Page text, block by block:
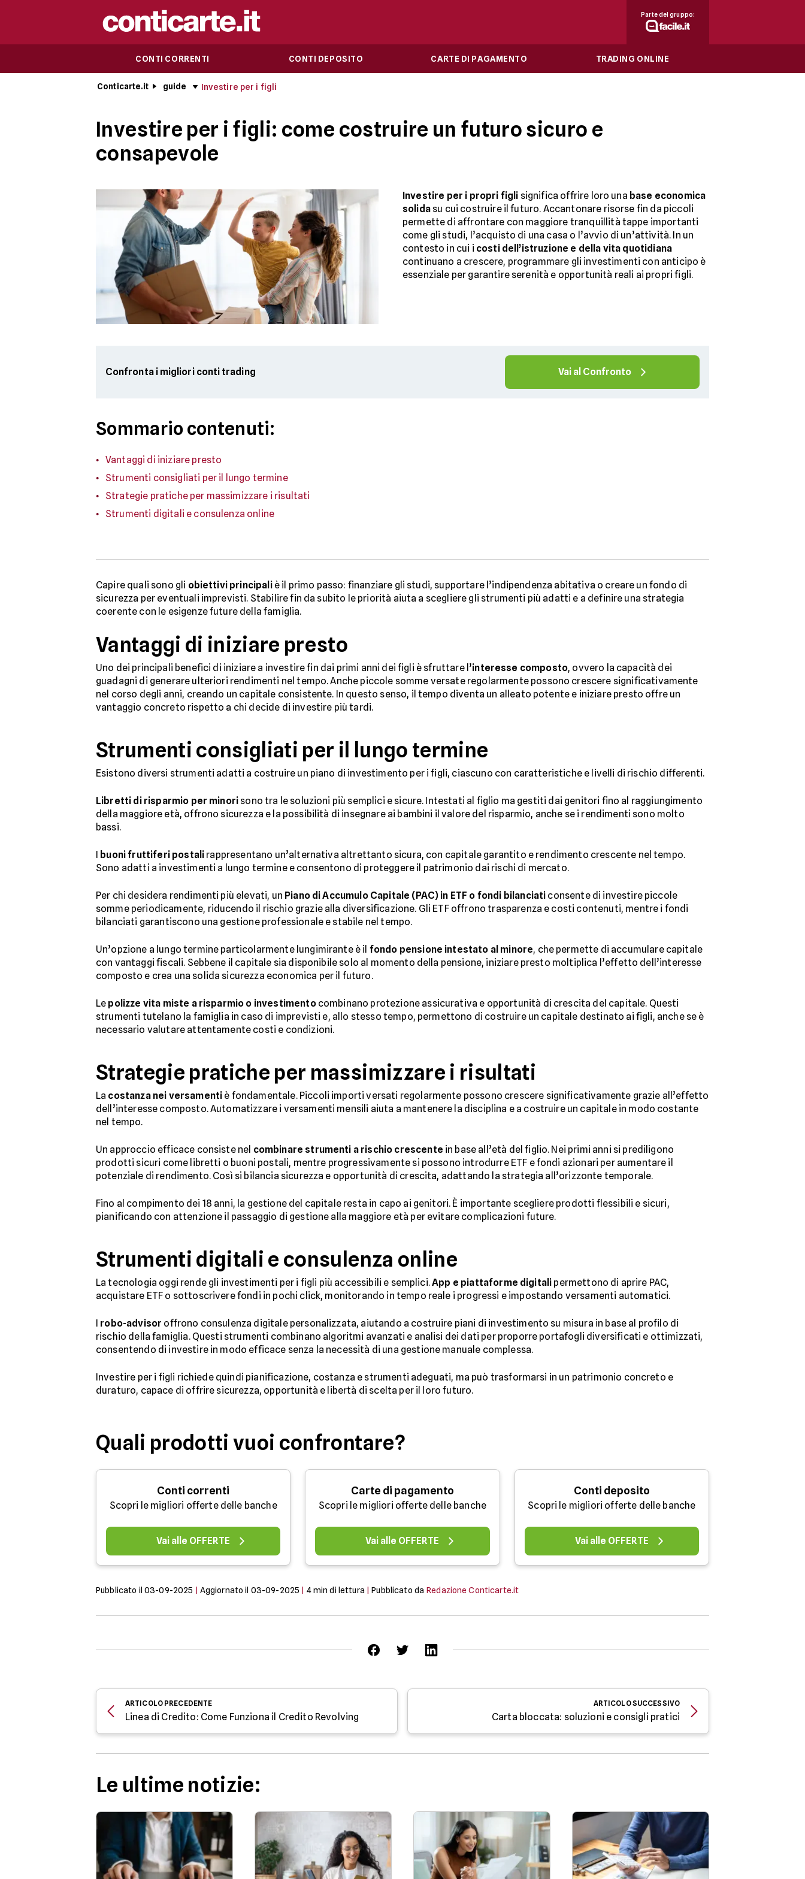
CONTI CORRENTI CONTI DEPOSITO CARTE DI PAGAMENTO TRADING ONLINE
Parte del gruppo:
Conticarte.it guide Investire per i figli
Investire per i figli: come costruire un futuro sicuro e
consapevole
Investire per i propri figli significa offrire loro una base economica
solidasu cui costruire il futuro. Accantonare risorse fin da piccoli
permette di affrontare con maggiore tranquillità tappe importanti
come gli studi, l’acquisto di una casa o l’avvio di un’attività. In un
contesto in cui i costi dell’istruzione e della vita quotidiana
continuano a crescere, programmare gli investimenti con anticipo è
essenziale per garantire serenità e opportunità reali ai propri figli.
Confronta i migliori conti trading Vai al Confronto
Sommario contenuti:
Vantaggi di iniziare presto
Strumenti consigliati per il lungo termine
Strategie pratiche per massimizzare i risultati
Strumenti digitali e consulenza online
Capire quali sono gli obiettivi principaliè il primo passo: finanziare gli studi, supportare l’indipendenza abitativa o creare un fondo di
sicurezza per eventuali imprevisti. Stabilire fin da subito le priorità aiuta a scegliere gli strumenti più adatti e a definire una strategia
coerente con le esigenze future della famiglia.
Vantaggi di iniziare presto
Uno dei principali benefici di iniziare a investire fin dai primi anni dei figli è sfruttare l’interesse composto, ovvero la capacità dei
guadagni di generare ulteriori rendimenti nel tempo. Anche piccole somme versate regolarmente possono crescere significativamente
nel corso degli anni, creando un capitale consistente. In questo senso, il tempo diventa un alleato potente e iniziare presto offre un
vantaggio concreto rispetto a chi decide di investire più tardi.
Strumenti consigliati per il lungo termine
Esistono diversi strumenti adatti a costruire un piano di investimento per i figli, ciascuno con caratteristiche e livelli di rischio differenti.
Libretti di risparmio per minori sono tra le soluzioni più semplici e sicure. Intestati al figlio ma gestiti dai genitori fino al raggiungimento
della maggiore età, offrono sicurezza e la possibilità di insegnare ai bambini il valore del risparmio, anche se i rendimenti sono molto
bassi.
I buoni fruttiferi postali rappresentano un’alternativa altrettanto sicura, con capitale garantito e rendimento crescente nel tempo.
Sono adatti a investimenti a lungo termine e consentono di proteggere il patrimonio dai rischi di mercato.
Per chi desidera rendimenti più elevati, un Piano di Accumulo Capitale (PAC) in ETF o fondi bilanciati consente di investire piccole
somme periodicamente, riducendo il rischio grazie alla diversificazione. Gli ETF offrono trasparenza e costi contenuti, mentre i fondi
bilanciati garantiscono una gestione professionale e stabile nel tempo.
Un’opzione a lungo termine particolarmente lungimirante è il fondo pensione intestato al minore, che permette di accumulare capitale
con vantaggi fiscali. Sebbene il capitale sia disponibile solo al momento della pensione, iniziare presto moltiplica l’effetto dell’interesse
composto e crea una solida sicurezza economica per il futuro.
Le polizze vita miste a risparmio o investimentocombinano protezione assicurativa e opportunità di crescita del capitale. Questi
strumenti tutelano la famiglia in caso di imprevisti e, allo stesso tempo, permettono di costruire un capitale destinato ai figli, anche se è
necessario valutare attentamente costi e condizioni.
Strategie pratiche per massimizzare i risultati
La costanza nei versamenti è fondamentale. Piccoli importi versati regolarmente possono crescere significativamente grazie all’effetto
dell’interesse composto. Automatizzare i versamenti mensili aiuta a mantenere la disciplina e a costruire un capitale in modo costante
nel tempo.
Un approccio efficace consiste nel combinare strumenti a rischio crescente in base all’età del figlio. Nei primi anni si prediligono
prodotti sicuri come libretti o buoni postali, mentre progressivamente si possono introdurre ETF e fondi azionari per aumentare il
potenziale di rendimento. Così si bilancia sicurezza e opportunità di crescita, adattando la strategia all’orizzonte temporale.
Fino al compimento dei 18 anni, la gestione del capitale resta in capo ai genitori. È importante scegliere prodotti flessibili e sicuri,
pianificando con attenzione il passaggio di gestione alla maggiore età per evitare complicazioni future.
Strumenti digitali e consulenza online
La tecnologia oggi rende gli investimenti per i figli più accessibili e semplici.App e piattaforme digitali permettono di aprire PAC,
acquistare ETF o sottoscrivere fondi in pochi click, monitorando in tempo reale i progressi e impostando versamenti automatici.
I robo-advisor offrono consulenza digitale personalizzata, aiutando a costruire piani di investimento su misura in base al profilo di
rischio della famiglia. Questi strumenti combinano algoritmi avanzati e analisi dei dati per proporre portafogli diversificati e ottimizzati,
consentendo di investire in modo efficace senza la necessità di una gestione manuale complessa.
Investire per i figli richiede quindi pianificazione, costanza e strumenti adeguati, ma può trasformarsi in un patrimonio concreto e
duraturo, capace di offrire sicurezza, opportunità e libertà di scelta per il loro futuro.
Quali prodotti vuoi confrontare?
Conti correnti
Scopri le migliori offerte delle banche
Vai alle OFFERTE
Carte di pagamento
Scopri le migliori offerte delle banche
Vai alle OFFERTE
Conti deposito
Scopri le migliori offerte delle banche
Vai alle OFFERTE
Pubblicato il 03-09-2025 Aggiornato il 03-09-2025 4min di lettura |Pubblicato da Redazione Conticarte.it
ARTICOLO PRECEDENTE
Linea di Credito: Come Funziona il Credito Revolving
ARTICOLOSUCCESSIVO
Carta bloccata: soluzioni e consigli pratici
Le ultime notizie: